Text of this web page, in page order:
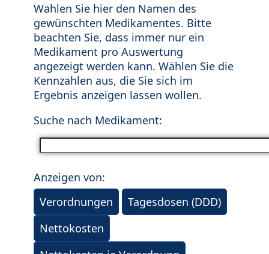
Wählen Sie hier den Namen des
gewünschten Medikamentes. Bitte
beachten Sie, dass immer nur ein
Medikament pro Auswertung
angezeigt werden kann. Wählen Sie die
Kennzahlen aus, die Sie sich im
Ergebnis anzeigen lassen wollen.
Suche nach Medikament:
Anzeigen von:
Verordnungen
Tagesdosen (DDD)
Nettokosten